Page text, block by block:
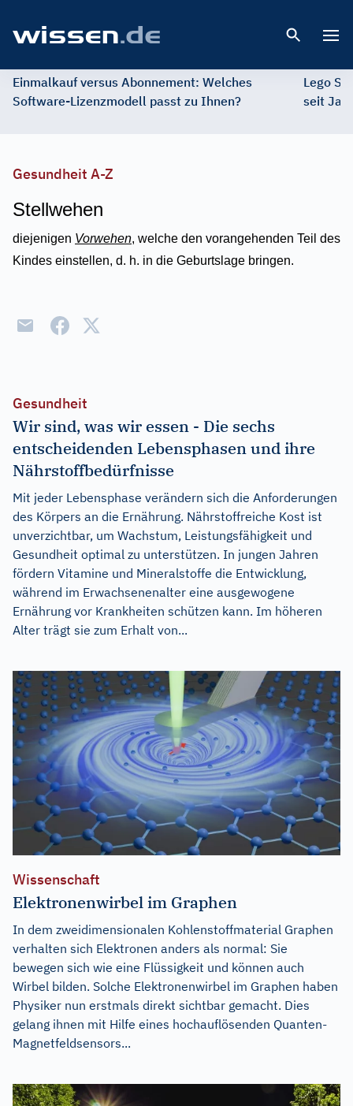
Einmalkauf versus Abonnement: Welches
Software-Lizenzmodell passt zu Ihnen?
Lego
seit
Gesundheit A-Z
Stellwehen
diejenigen Vorwehen, welche den vorangehenden Teil des
Kindes einstellen, d. h. in die Geburtslage bringen.
Gesundheit
Wir sind, was wir essen - Die sechs
entscheidenden Lebensphasen und ihre
Nährstoffbedürfnisse
Mit jeder Lebensphase verändern sich die Anforderungen
des Körpers an die Ernährung. Nährstoffreiche Kost ist
unverzichtbar, um Wachstum, Leistungsfähigkeit und
Gesundheit optimal zu unterstützen. In jungen Jahren
fördern Vitamine und Mineralstoffe die Entwicklung,
während im Erwachsenenalter eine ausgewogene
Ernährung vor Krankheiten schützen kann. Im höheren
Alter trägt sie zum Erhalt von...
Wissenschaft
Elektronenwirbel im Graphen
In dem zweidimensionalen Kohlenstoffmaterial Graphen
verhalten sich Elektronen anders als normal: Sie
bewegen sich wie eine Flüssigkeit und können auch
Wirbel bilden. Solche Elektronenwirbel im Graphen haben
Physiker nun erstmals direkt sichtbar gemacht. Dies
gelang ihnen mit Hilfe eines hochauflösenden Quanten-
Magnetfeldsensors...